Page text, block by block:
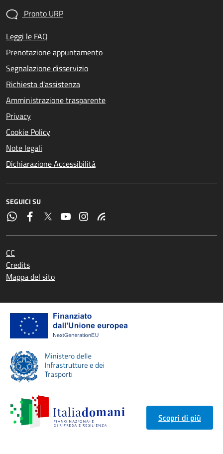
Pronto URP
Leggi le FAQ
Prenotazione appuntamento
Segnalazione disservizio
Richiesta d'assistenza
Amministrazione trasparente
Privacy
Cookie Policy
Note legali
Dichiarazione Accessibilità
SEGUICI SU
CC
Credits
Mappa del sito
Scopri di più